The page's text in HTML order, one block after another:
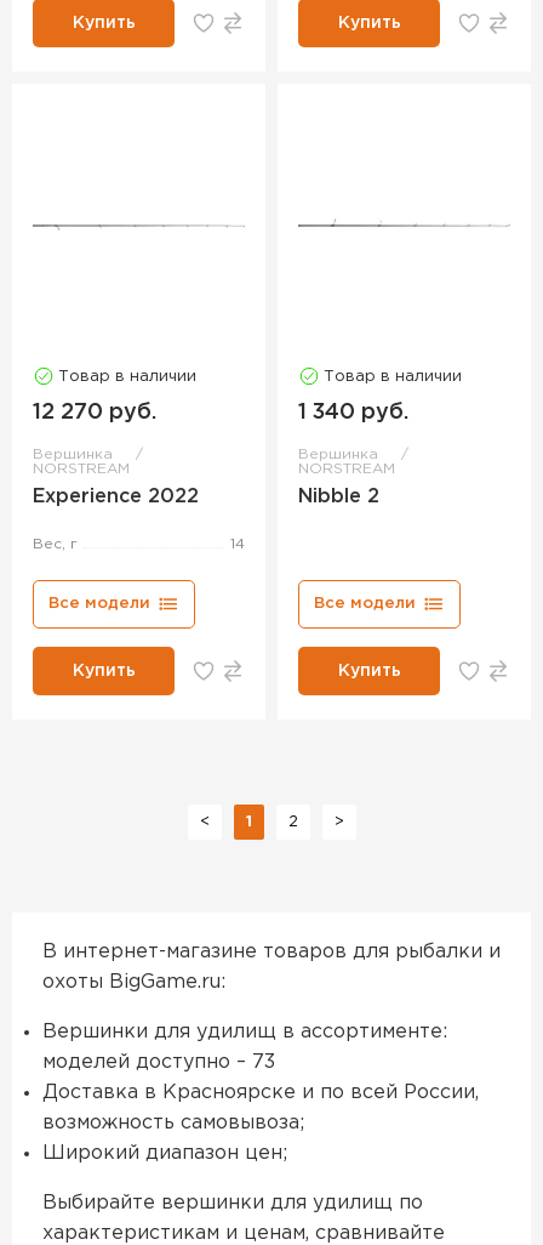
Купить Купить
Товар в наличии
12 270 руб.
Вершинка
NORSTREAM
Experience 2022
Вес, г 14
Все модели
Купить
Товар в наличии
1 340 руб.
Вершинка
NORSTREAM
Nibble 2
Все модели
Купить
< 1 2 >
В интернет-магазине товаров для рыбалки и
охоты BigGame.ru:
Вершинки для удилищ в ассортименте:
моделей доступно – 73
Доставка в Красноярске и по всей России,
возможность самовывоза;
Широкий диапазон цен;
Выбирайте вершинки для удилищ по
характеристикам и ценам, сравнивайте